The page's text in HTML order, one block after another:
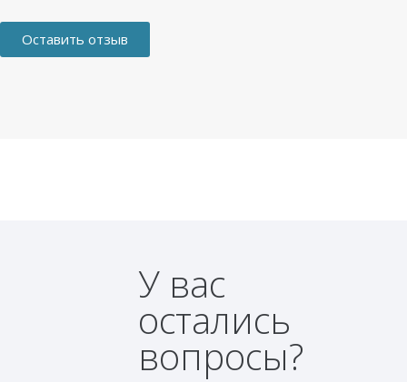
Оставить отзыв
У вас
остались
вопросы?